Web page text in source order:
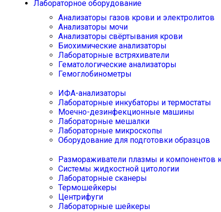
Лабораторное оборудование
Анализаторы газов крови и электролитов
Анализаторы мочи
Анализаторы свёртывания крови
Биохимические анализаторы
Лабораторные встряхиватели
Гематологические анализаторы
Гемоглобинометры
ИФА-анализаторы
Лабораторные инкубаторы и термостаты
Моечно-дезинфекционные машины
Лабораторные мешалки
Лабораторные микроскопы
Оборудование для подготовки образцов
Размораживатели плазмы и компонентов
Системы жидкостной цитологии
Лабораторные сканеры
Термошейкеры
Центрифуги
Лабораторные шейкеры